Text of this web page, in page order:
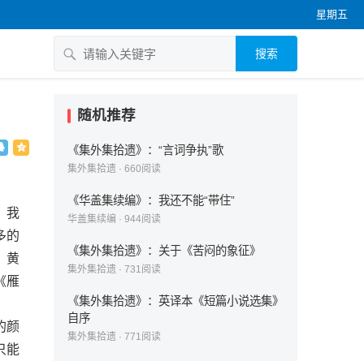
星期五
搜索
我
的
黄
雁
颜
能
随机推荐
《集外集拾遗》：“言词争执”歌
集外集拾遗 · 660阅读
《华盖集续编》：我还不能“带住”
华盖集续编 · 944阅读
《集外集拾遗》：关于《苦闷的象征》
集外集拾遗 · 731阅读
《集外集拾遗》：英译本《短篇小说选集》
自序
集外集拾遗 · 771阅读